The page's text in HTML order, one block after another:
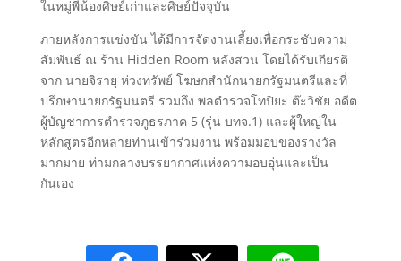
ในหมู่พี่น้องศิษย์เก่าและศิษย์ปัจจุบัน
ภายหลังการแข่งขัน ได้มีการจัดงานเลี้ยงเพื่อกระชับความ
สัมพันธ์ ณ ร้าน Hidden Room หลังสวน โดยได้รับเกียรติ
จาก นายจิรายุ ห่วงทรัพย์ โฆษกสำนักนายกรัฐมนตรีและที่
ปรึกษานายกรัฐมนตรี รวมถึง พลตำรวจโทปิยะ ต๊ะวิชัย อดีต
ผู้บัญชาการตำรวจภูธรภาค 5 (รุ่น บทจ.1) และผู้ใหญ่ใน
หลักสูตรอีกหลายท่านเข้าร่วมงาน พร้อมมอบของรางวัล
มากมาย ท่ามกลางบรรยากาศแห่งความอบอุ่นและเป็น
กันเอง